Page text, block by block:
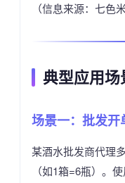
（信息来源：七色
典型应用场
场景一：批发开
某酒水批发商代理
（如1箱=6瓶）。